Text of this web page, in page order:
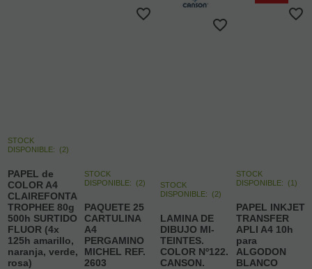
STOCK
DISPONIBLE: (2)
PAPEL de
COLOR A4
CLAIREFONTAINE
TROPHEE 80g
500h SURTIDO
FLUOR (4x
125h amarillo,
naranja, verde,
rosa)
STOCK
DISPONIBLE:
(2)
PAQUETE 25
CARTULINA
A4
PERGAMINO
MICHEL REF.
2603
STOCK
DISPONIBLE: (2)
LAMINA DE
DIBUJO MI-
TEINTES.
COLOR Nº122.
CANSON.
STOCK
DISPONIBLE: (1)
PAPEL INKJET
TRANSFER
APLI A4 10h
para
ALGODON
BLANCO